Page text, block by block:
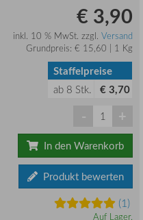
€ 3,90
inkl. 10 % MwSt. zzgl. Versand
Grundpreis: € 15,60 | 1 Kg
Staffelpreise
ab 8 Stk. € 3,70
- +
In den Warenkorb
Produkt bewerten
(1)
Auf Lager.